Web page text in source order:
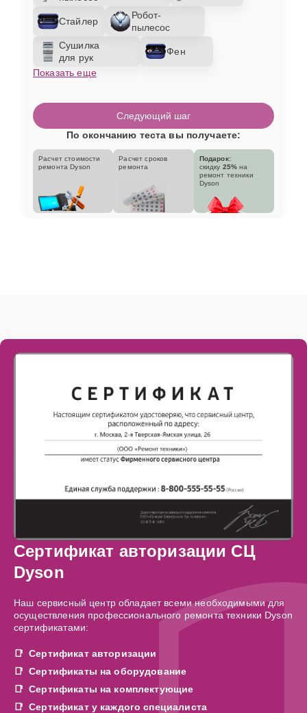
Стайлер
Робот-
пылесос
Сушилка
для рук
Фен
Показать еще
Следующий шаг
По окончанию теста вы получаете:
Расчет стоимости
ремонта Dyson
Расчет сроков
ремонта
Подарок:
скидку 25% на
ремонт техники
Dyson
Сертификат авторизации СЦ
Dyson
Наш сервисный центр обладает всеми необходимыми для
осуществления профессионального ремонта техники Dyson
сертификатами:
Сертификат авторизации
Сертификаты на оборудование
Сертификаты на комплектующие
Сертификат у каждого специалиста